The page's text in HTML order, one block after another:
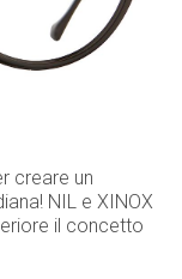
creare un
NIL e XINOX
il concetto